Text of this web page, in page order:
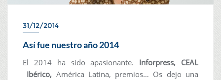
31/12/2014
Así fue nuestro año 2014
El 2014 ha sido apasionante. Inforpress, CEAL
Ibérico, América Latina, premios… Os dejo una